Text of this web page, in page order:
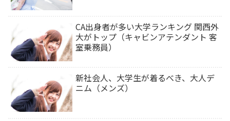
CA出身者が多い大学ランキング 関西外
大がトップ（キャビンアテンダント 客
室乗務員）
新社会人、大学生が着るべき、大人デ
ニム（メンズ）